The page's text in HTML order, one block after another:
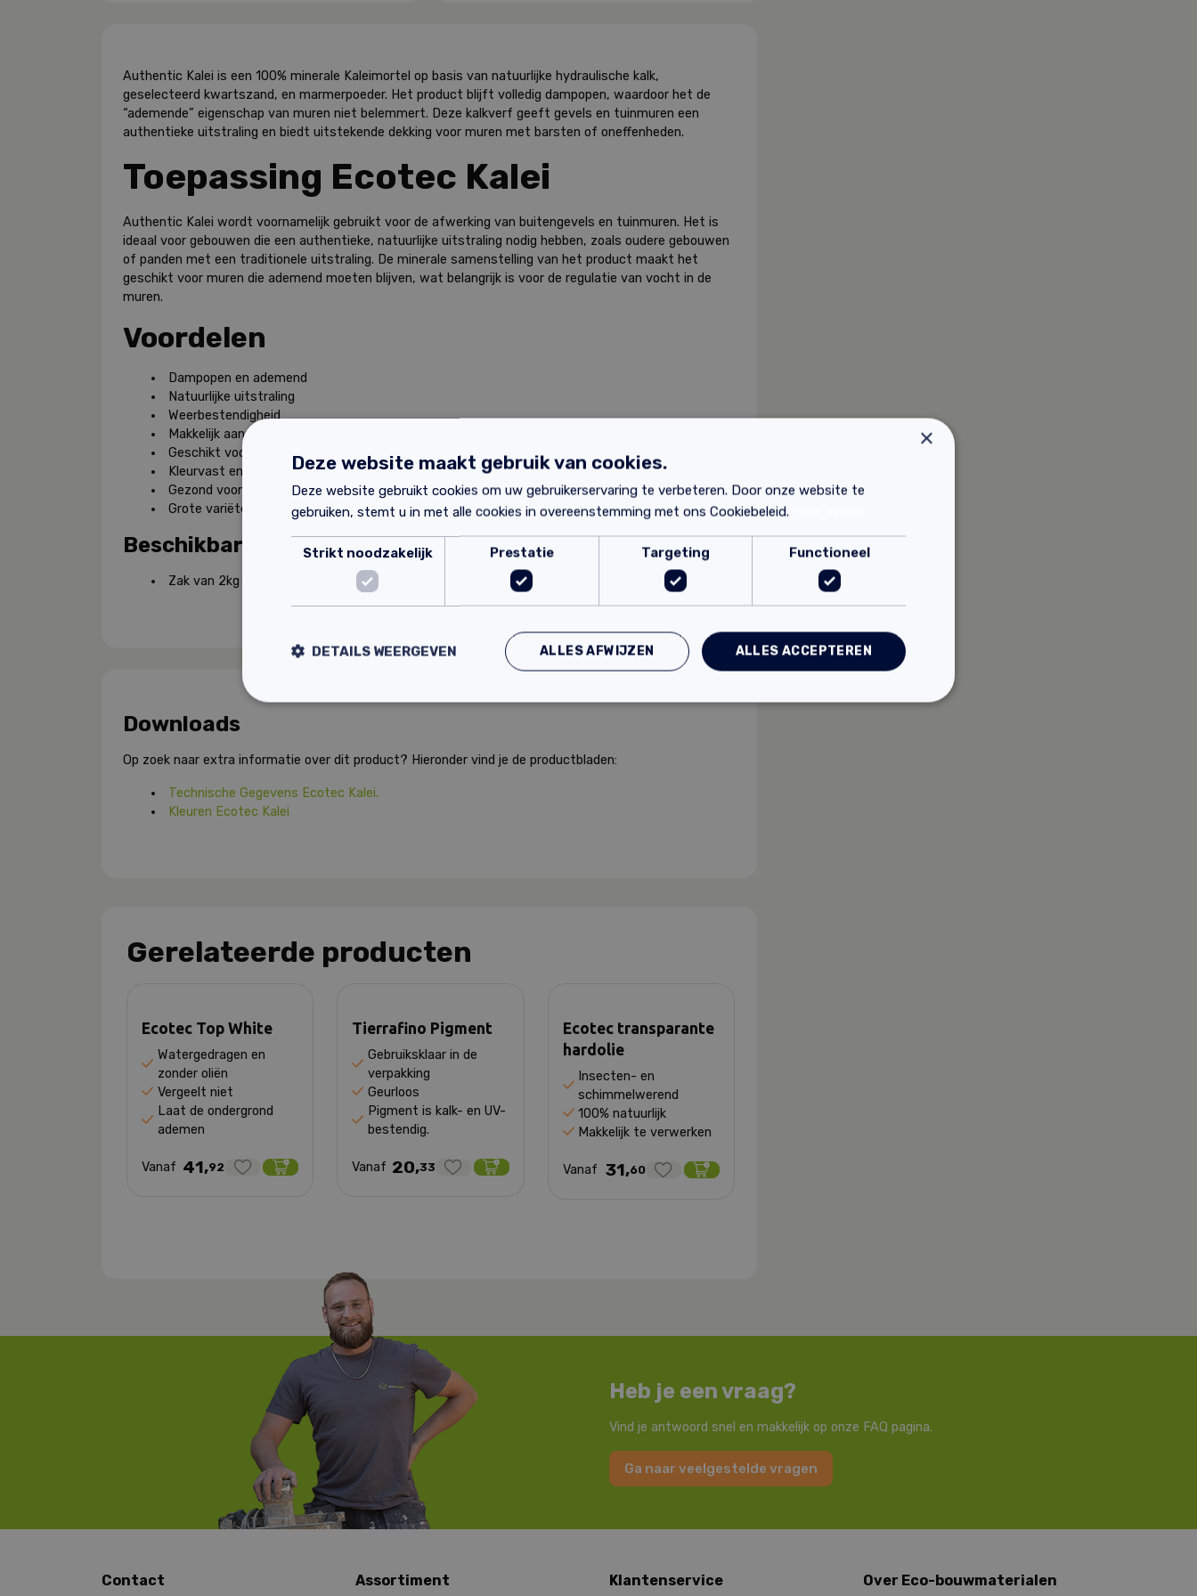
Authentic Kalei is een 100% minerale Kaleimortel op basis van natuurlijke hydraulische kalk,
geselecteerd kwartszand, en marmerpoeder. Het product blijft volledig dampopen, waardoor het de
“ademende” eigenschap van muren niet belemmert. Deze kalkverf geeft gevels en tuinmuren een
authentieke uitstraling en biedt uitstekende dekking voor muren met barsten of oneffenheden.
Toepassing Ecotec Kalei
Authentic Kalei wordt voornamelijk gebruikt voor de afwerking van buitengevels en tuinmuren. Het is
ideaal voor gebouwen die een authentieke, natuurlijke uitstraling nodig hebben, zoals oudere gebouwen
of panden met een traditionele uitstraling. De minerale samenstelling van het product maakt het
geschikt voor muren die ademend moeten blijven, wat belangrijk is voor de regulatie van vocht in de
muren.
Voordelen
Dampopen en ademend
Natuurlijke uitstraling
Weerbestendigheid
Makkelijk aan te brengen
Geschikt voor herstel- en restauratiewerk
Kleurvast en duurzaam
Gezond voor het milieu
Grote variëteit in kleuren
Beschikbare afmetingen
Zak van 2kg
Downloads
Op zoek naar extra informatie over dit product? Hieronder vind je de productbladen:
Technische Gegevens Ecotec Kalei.
Kleuren Ecotec Kalei
Gerelateerde producten
Ecotec Top White
Watergedragen en
zonder oliën
Vergeelt niet
Laat de ondergrond
ademen
Vanaf 41,92
Tierrafino Pigment
Gebruiksklaar in de
verpakking
Geurloos
Pigment is kalk- en UV-
bestendig.
Vanaf 20,33
Ecotec transparante
hardolie
Insecten- en
schimmelwerend
100% natuurlijk
Makkelijk te verwerken
Vanaf 31,60
Heb je een vraag?
Vind je antwoord snel en makkelijk op onze FAQ pagina.
Ga naar veelgestelde vragen
Contact Assortiment Klantenservice Over Eco-bouwmaterialen
×
Deze website maakt gebruik van cookies.
Deze website gebruikt cookies om uw gebruikerservaring te verbeteren. Door onze website te
gebruiken, stemt u in met alle cookies in overeenstemming met ons Cookiebeleid.
Strikt noodzakelijk Prestatie Targeting Functioneel
ALLES ACCEPTEREN
ALLES AFWIJZEN
DETAILS WEERGEVEN